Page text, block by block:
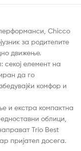
Chicco
за родителите
движење.
секој елемент на
да го
комфор и
и екстра компактна
облици,
Trio Best
пријател досега.